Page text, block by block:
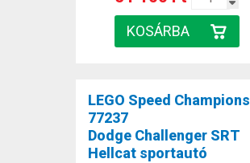
LEGO Speed Champions
77237
Dodge Challenger SRT
Hellcat sportautó